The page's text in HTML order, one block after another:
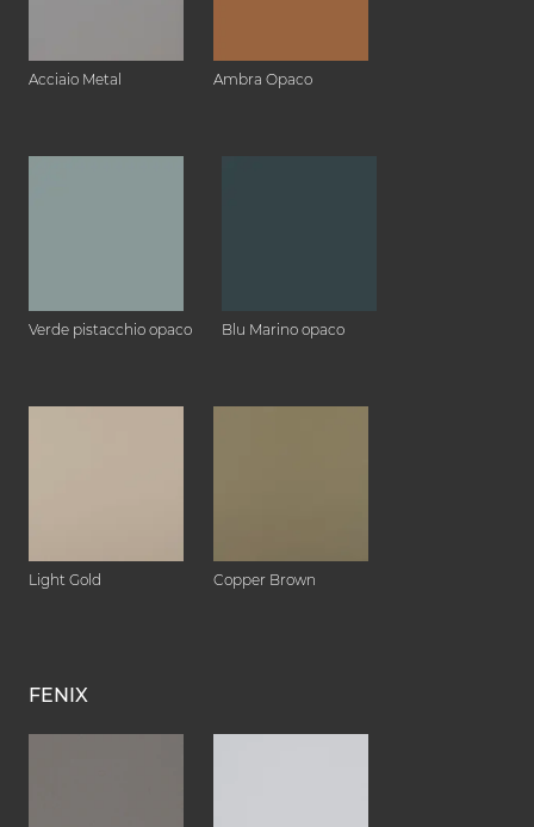
Acciaio Metal Ambra Opaco
Verde pistacchio opaco Blu Marino opaco
Light Gold Copper Brown
FENIX